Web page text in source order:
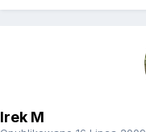
Irek M